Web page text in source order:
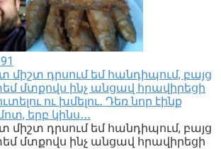
միշտ դրսում եմ հանդիպում, բայց
մտքովս ինչ անցավ հրավիրեցի
ու խմելու․ Դեռ նոր էինք
երբ կինս․․․
միշտ դրսում եմ հանդիպում, բայց
մտքովս ինչ անցավ հրավիրեցի